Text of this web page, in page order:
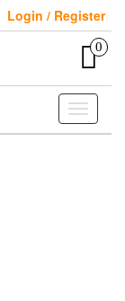
Login / Register
0
Toggle